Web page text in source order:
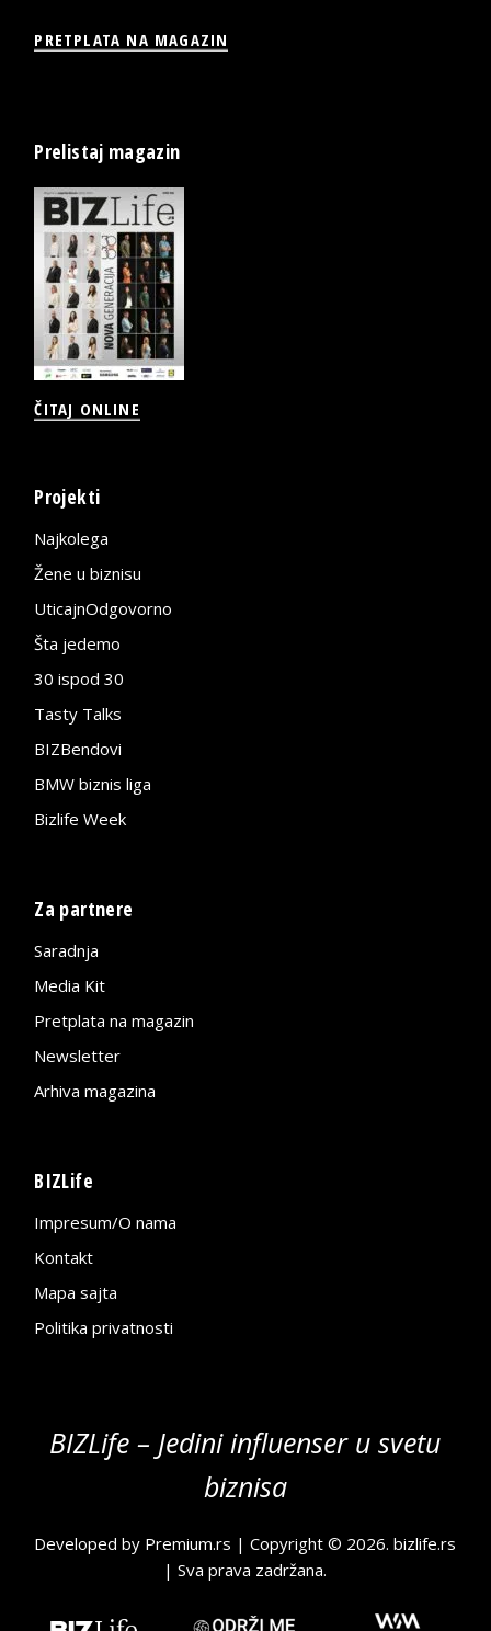
PRETPLATA NA MAGAZIN
Prelistaj magazin
ČITAJ ONLINE
Projekti
Najkolega
Žene u biznisu
UticajnOdgovorno
Šta jedemo
30 ispod 30
Tasty Talks
BIZBendovi
BMW biznis liga
Bizlife Week
Za partnere
Saradnja
Media Kit
Pretplata na magazin
Newsletter
Arhiva magazina
BIZLife
Impresum/O nama
Kontakt
Mapa sajta
Politika privatnosti
BIZLife – Jedini influenser u svetu
biznisa
Developed by Premium.rs | Copyright © 2026.bizlife.rs
| Sva prava zadržana.